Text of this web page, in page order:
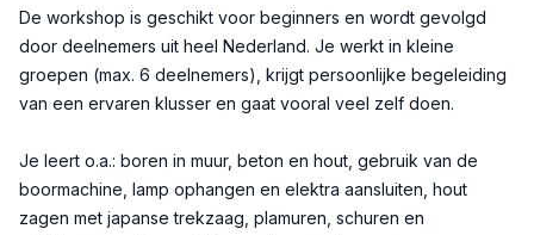
De workshop is geschikt voor beginners en wordt gevolgd
door deelnemers uit heel Nederland. Je werkt in kleine
groepen (max. 6 deelnemers), krijgt persoonlijke begeleiding
van een ervaren klusser en gaat vooral veel zelf doen.
Je leert o.a.: boren in muur, beton en hout, gebruik van de
boormachine, lamp ophangen en elektra aansluiten, hout
zagen met japanse trekzaag, plamuren, schuren en